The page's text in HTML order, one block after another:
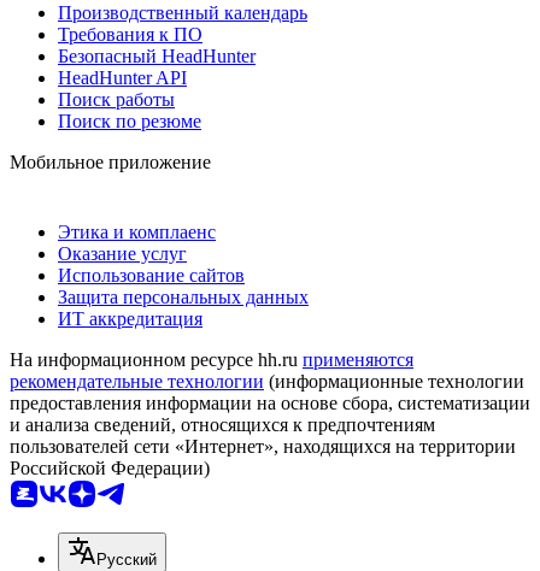
Производственный календарь
Требования к ПО
Безопасный HeadHunter
HeadHunter API
Поиск работы
Поиск по резюме
Мобильное приложение
Этика и комплаенс
Оказание услуг
Использование сайтов
Защита персональных данных
ИТ аккредитация
На информационном ресурсе hh.ru применяются
рекомендательные технологии (информационные технологии
предоставления информации на основе сбора, систематизации
и анализа сведений, относящихся к предпочтениям
пользователей сети «Интернет», находящихся на территории
Российской Федерации)
Русский